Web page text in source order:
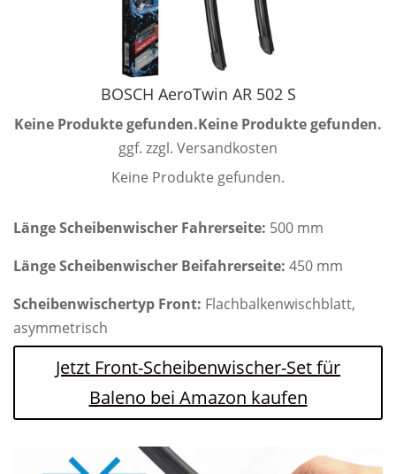
BOSCH AeroTwin AR 502 S
Keine Produkte gefunden.Keine Produkte gefunden.
ggf. zzgl. Versandkosten
Keine Produkte gefunden.
Länge Scheibenwischer Fahrerseite: 500 mm
Länge Scheibenwischer Beifahrerseite: 450 mm
Scheibenwischertyp Front: Flachbalkenwischblatt,
asymmetrisch
Jetzt Front-Scheibenwischer-Set für
Baleno bei Amazon kaufen